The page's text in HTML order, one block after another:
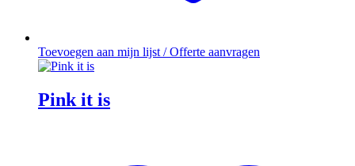
Toevoegen aan mijn lijst / Offerte aanvragen
Pink it is